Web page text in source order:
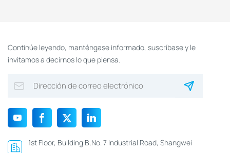
Continúe leyendo, manténgase informado, suscríbase y le
invitamos a decirnos lo que piensa.
1st Floor, Building B,No. 7 Industrial Road, Shangwei